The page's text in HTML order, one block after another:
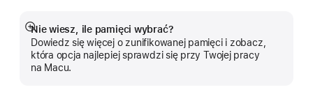
Nie wiesz, ile pamięci wybrać?
Dowiedz się więcej o zunifikowanej pamięci i zobacz,
która opcja najlepiej sprawdzi się przy Twojej pracy
na Macu.
Pokaż
więcej